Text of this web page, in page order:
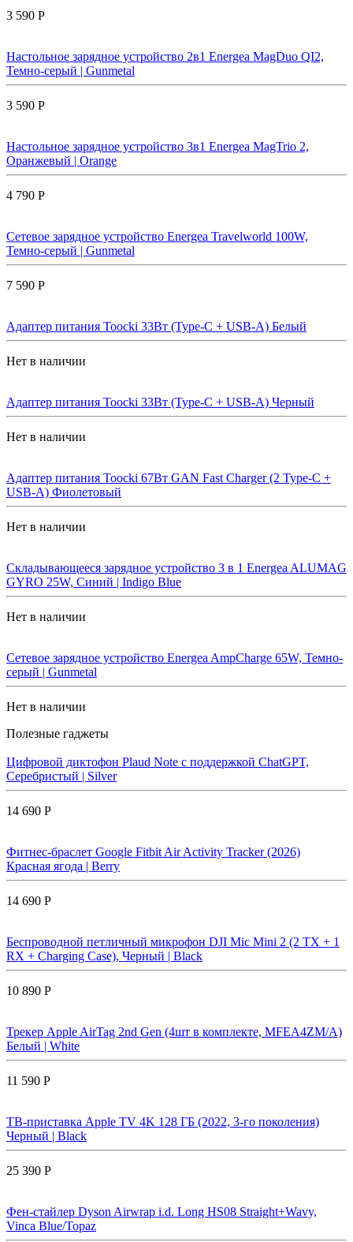
3 590 Р
Настольное зарядное устройство 2в1 Energea MagDuo QI2,
Темно-серый | Gunmetal
3 590 Р
Настольное зарядное устройство 3в1 Energea MagTrio 2,
Оранжевый | Orange
4 790 Р
Сетевое зарядное устройство Energea Travelworld 100W,
Темно-серый | Gunmetal
7 590 Р
Адаптер питания Toocki 33Вт (Type-C + USB-A) Белый
Нет в наличии
Адаптер питания Toocki 33Вт (Type-C + USB-A) Черный
Нет в наличии
Адаптер питания Toocki 67Вт GAN Fast Charger (2 Type-C +
USB-A) Фиолетовый
Нет в наличии
Складывающееся зарядное устройство 3 в 1 Energea ALUMAG
GYRO 25W, Синий | Indigo Blue
Нет в наличии
Сетевое зарядное устройство Energea AmpCharge 65W, Темно-
серый | Gunmetal
Нет в наличии
Полезные гаджеты
Цифровой диктофон Plaud Note с поддержкой ChatGPT,
Серебристый | Silver
14 690 Р
Фитнес-браслет Google Fitbit Air Activity Tracker (2026)
Красная ягода | Berry
14 690 Р
Беспроводной петличный микрофон DJI Mic Mini 2 (2 TX + 1
RX + Charging Case), Черный | Black
10 890 Р
Трекер Apple AirTag 2nd Gen (4шт в комплекте, MFEA4ZM/A)
Белый | White
11 590 Р
ТВ-приставка Apple TV 4K 128 ГБ (2022, 3-го поколения)
Черный | Black
25 390 Р
Фен-стайлер Dyson Airwrap i.d. Long HS08 Straight+Wavy,
Vinca Blue/Topaz